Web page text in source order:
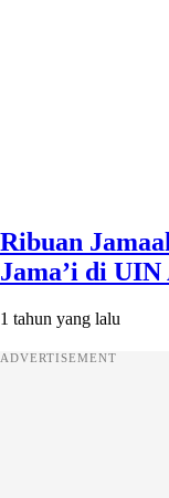
Ribuan
Jama’i di
1 tahun yang lalu
ADVERTISEMENT